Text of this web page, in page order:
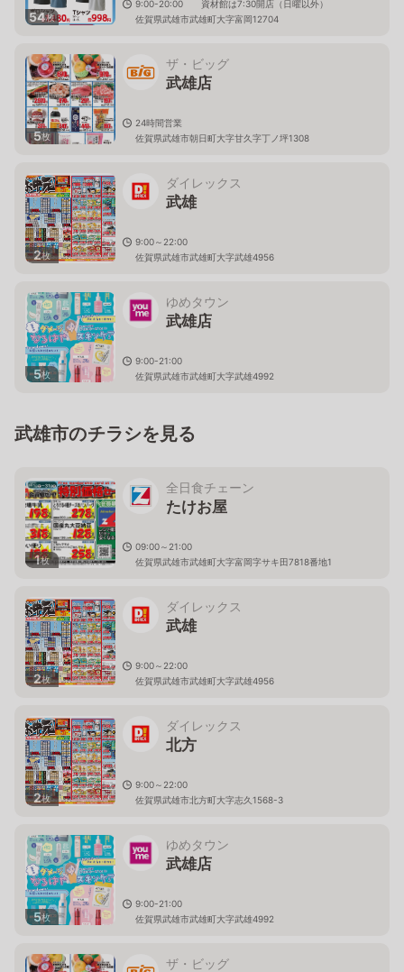
54枚
9:00-20:00 資材館は7:30開店（日曜以外）
佐賀県武雄市武雄町大字富岡12704
5枚
ザ・ビッグ
武雄店
24時間営業
佐賀県武雄市朝日町大字甘久字丁ノ坪1308
2枚
ダイレックス
武雄
9:00～22:00
佐賀県武雄市武雄町大字武雄4956
5枚
ゆめタウン
武雄店
9:00-21:00
佐賀県武雄市武雄町大字武雄4992
武雄市のチラシを見る
1枚
全日食チェーン
たけお屋
09:00～21:00
佐賀県武雄市武雄町大字富岡字サキ田7818番地1
2枚
ダイレックス
武雄
9:00～22:00
佐賀県武雄市武雄町大字武雄4956
2枚
ダイレックス
北方
9:00～22:00
佐賀県武雄市北方町大字志久1568-3
5枚
ゆめタウン
武雄店
9:00-21:00
佐賀県武雄市武雄町大字武雄4992
ザ・ビッグ